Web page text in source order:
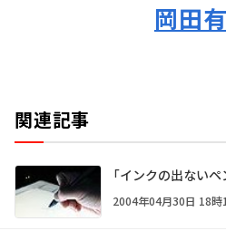
岡田
関連記事
「インクの出ない
2004年04月30日 18時